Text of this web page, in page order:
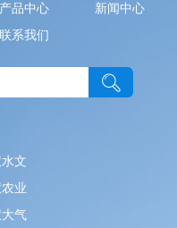
产品中心
新闻中心
联系我们
文
业
气